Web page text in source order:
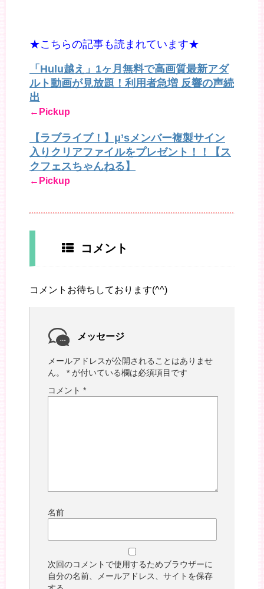
★こちらの記事も読まれています★
「Hulu越え」1ヶ月無料で高画質最新アダ
ルト動画が見放題！利用者急増 反響の声続
出
←Pickup
【ラブライブ！】μ’sメンバー複製サイン
入りクリアファイルをプレゼント！！【ス
クフェスちゃんねる】
←Pickup
コメント
コメントお待ちしております(^^)
メッセージ
メールアドレスが公開されることはありませ
ん。
* が付いている欄は必須項目です
コメント *
名前
次回のコメントで使用するためブラウザーに
自分の名前、メールアドレス、サイトを保存